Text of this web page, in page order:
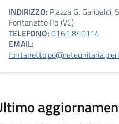
INDIRIZZO: Piazza G.
Fontanetto Po (VC)
TELEFONO: 0161 840114
EMAIL: